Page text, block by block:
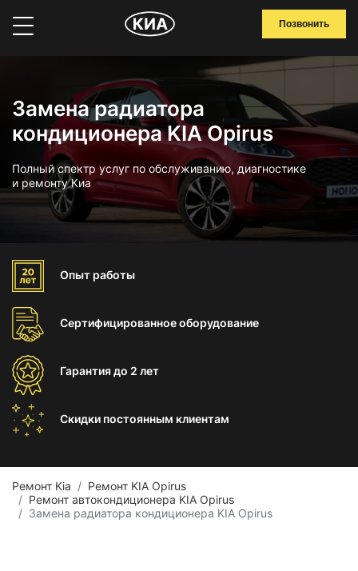
Позвонить
Замена радиатора
кондиционера KIA Opirus
Полный спектр услуг по обслуживанию, диагностике
и ремонту Киа
Опыт работы
Сертифицированноеоборудование
Гарантиядо 2 лет
Скидки постоянным клиентам
Ремонт Kia
Ремонт KIA Opirus
Ремонт автокондиционера KIA Opirus
Замена радиатора кондиционера KIA Opirus